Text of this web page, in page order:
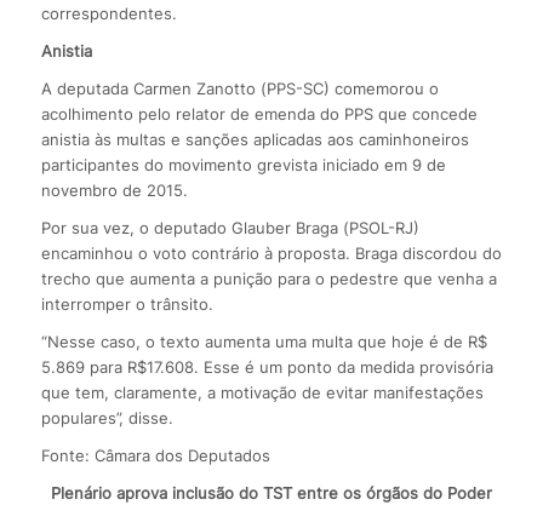
correspondentes.
Anistia
A deputada Carmen Zanotto (PPS-SC) comemorou o
acolhimento pelo relator de emenda do PPS que concede
anistia às multas e sanções aplicadas aos caminhoneiros
participantes do movimento grevista iniciado em 9 de
novembro de 2015.
Por sua vez, o deputado Glauber Braga (PSOL-RJ)
encaminhou o voto contrário à proposta. Braga discordou do
trecho que aumenta a punição para o pedestre que venha a
interromper o trânsito.
“Nesse caso, o texto aumenta uma multa que hoje é de R$
5.869 para R$17.608. Esse é um ponto da medida provisória
que tem, claramente, a motivação de evitar manifestações
populares”, disse.
Fonte: Câmara dos Deputados
Plenário aprova inclusão do TST entre os órgãos do Poder